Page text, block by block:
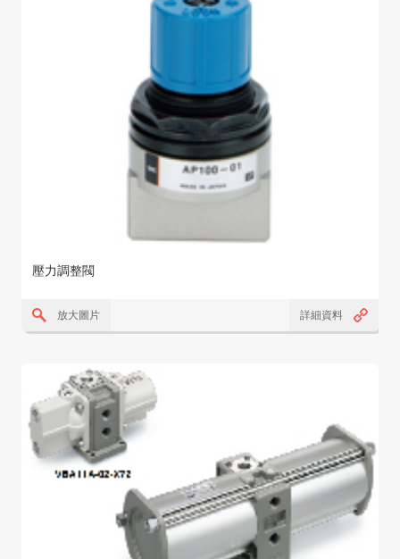
壓力調整閥
放大圖片 詳細資料